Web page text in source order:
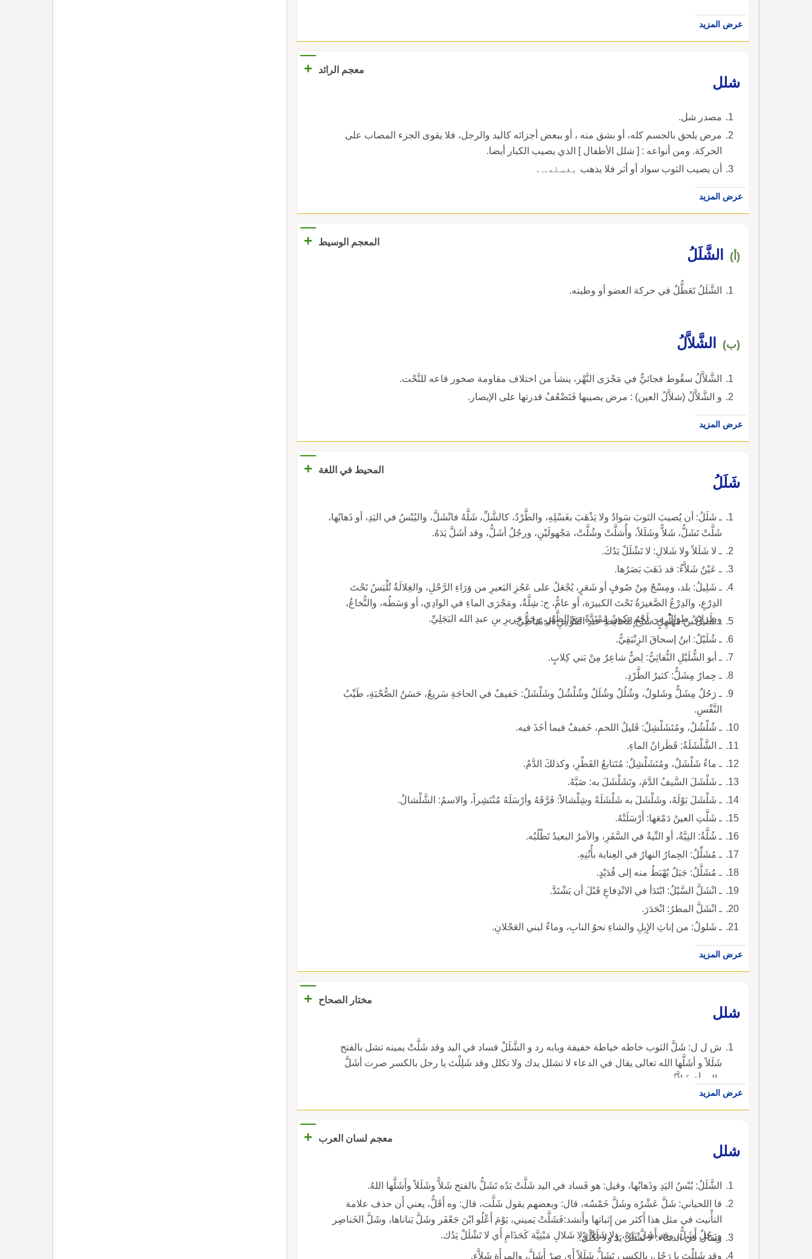
عرض المزيد
معجم الرائد
+
شلل
مصدر شل.
مرض يلحق بالجسم كله، أو بشق منه ، أو ببعض أجزائه كاليد والرجل، فلا يقوى الجزء المصاب على
الحركة. ومن أنواعه : [ شلل الأطفال ] الذي يصيب الكبار أيضا.
أن يصيب الثوب سواد أو أثر فلا يذهب بغسله.ہ.
عرض المزيد
المعجم الوسيط +
(أ) الشَّلَلُ
الشَّلَلُ تَعَطُّلٌ في حركة العضو أو وطيته.
(ب) الشَّلاَّلُ
الشَّلاَّلُ سقُوط فجائيٌّ في مَجْرَى النَّهْر، ينشأ من اختلاف مقاومة صخور قاعه للنَّحْت.
و الشَّلاَّلُ (شلاَّلُ العين) : مرض يصيبها فَتَضْعُفُ قدرتها على الإبصار.
عرض المزيد
المحيط في اللغة
+
شَلَلُ
ـ شَلَلُ: أن يُصيبَ الثوبَ سَوادٌ ولا يَذْهَبَ بغَسْلِهِ، والطَّرْدُ، كالشَّلِّ، شَلَّهُ فانْشَلَّ، واليُبْسُ في اليَدِ، أو ذَهابُها،
شَلَّتْ تَشَلُّ، شَلاًّ وشَلَلاً، وأُشلَّتْ وشُلَّتْ، مَجْهولَيْنِ، ورجُلٌ أشَلُّ، وقد أشَلَّ يَدَهُ.
ـ لا شَلَلاً ولا شَلالِ: لا تَشْلَلْ يَدُكَ.
ـ عَيْنٌ شَلاَّءُ: قد ذَهَبَ بَصَرُها.
ـ شَلِيلُ: بلد، ومِسْحٌ مِنْ صُوفٍ أو شَعَرٍ، يُجْعَلُ على عَجُزِ البَعيرِ من وَرَاءِ الرَّحْلِ، والغِلالَةُ تُلْبَسُ تَحْتَ
الدِرْعِ، والدِرْعُ الصَّغيرَةُ تَحْتَ الكبيرَة، أو عامٌّ، ج: شِلَّةٌ، ومَجْرَى الماءِ في الوادِي، أو وَسَطُه، والنُّخاعُ،
وطَرائِقُ طِوالٌ من لَحْمٍ تكونُ مُمْتَدَّةً مَعَ الظَّهْرِ، وجَدُّ جَريرِ بنِ عبدِ الله البَجَلِيِّ.
ـ شَليلُ بنُ مُهَلْهِلٍ: شَيْخٌ للحافِظِ عبدِ المُؤْمِنِ الدِمْياطِيِّ.
ـ شُلَيْلٌ: ابنُ إسحاقَ الزِنْبَقِيُّ.
ـ أبو الشُّلَيْلِ النُّفاثِيُّ: لِصٌّ شاعِرٌ مِنْ بَني كِلابٍ.
ـ حِمارٌ مِشَلٌّ: كثيرُ الطَّرْدِ.
ـ رَجُلٌ مِشَلٌّ وشَلولٌ، وشُلُلٌ وشُلَلٌ وشُلْشُلٌ وشَلْشَلٌ: خَفيفٌ في الحاجَةِ سَريعٌ، حَسَنُ الصُّحْبَةِ، طَيِّبُ
النَّفْسِ.
ـ شُلْشُلٌ، ومُتَشَلْشِلٌ: قَليلُ اللحمِ، خَفيفٌ فيما أخَذَ فيه.
ـ الشَّلْشَلَةُ: قَطَرانُ الماءِ.
ـ ماءٌ شَلْشَلٌ، ومُتَشَلْشِلٌ: مُتَتابعُ القَطْرِ، وكذلكَ الدَّمُ.
ـ شَلْشَلَ السَّيفُ الدَّمَ، وتَشَلْشَلَ به: صَبَّهُ.
ـ شَلْشَلَ بَوْلَهُ، وشَلْشَلَ به شَلْشَلَةً وشِلْشالاً: فَرَّقَهُ وأرْسَلَهُ مُنْتَشِراً، والاسمُ: الشَّلْشالُ.
ـ شَلَّتِ العينُ دَمْعَها: أَرْسَلَتْهُ.
ـ شُلَّةُ: النِيَّةُ، أو النِّيةُ في السَّفَرِ، والأمرُ البعيدُ تَطْلُبُه.
ـ مُشَلِّلُ: الحِمارُ النهارُ في العِناية بأُتُنِهِ.
ـ مُشَلَّلُ: جَبَلٌ يُهْبَطُ منه إلى قُدَيْدٍ.
ـ انْشَلَّ السَّيْلُ: ابْتَدَأ في الانْدِفاعِ قَبْلَ أن يَشْتَدَّ.
ـ انْشَلَّ المطرُ: انْحَدَرَ.
ـ شَلولُ: من إناثِ الإِبِلِ والشاءِ نحوُ النابِ، وماءٌ لبني العَجْلانِ.
عرض المزيد
مختار الصحاح
+
شلل
ش ل ل: شَلَّ الثوب خاطه خياطة خفيفة وبابه رد و الشَّلَلْ فساد في اليد وقد شَلَّتْ يمينه تشل بالفتح
شَلَلاً و أشَلَّها الله تعالى يقال في الدعاء لا تشلل يدك ولا تكلل وقد شَلِلْتَ يا رجل بالكسر صرت أشَلَّ
والمرأة شَلاَّءُ.
عرض المزيد
معجم لسان العرب
+
شلل
الشَّلَلُ: يُبْسُ اليَدِ وذَهابُها، وقيل: هو فَساد في اليد شَلَّتْ يَدُه تَشَلُّ بالفتح شَلاًّ وشَلَلاً وأَشَلَّها اللهُ.
قا اللحياني: شَلَّ عَشْرُه وشَلَّ خَمْسُه، قال: وبعضهم يقول شَلَّت، قال: وه أَقَلُّ، يعني أَن حذف علامة
التأْنيث في مثل هذا أَكثر من إِثباتها وأَنشد:فَشَلَّتْ يَميني، يَوْمَ أَعْلُو ابْنَ جَعْفَر وشَلَّ بَناناها، وشَلَّ الخَناصِر
ورَجُلٌ أَشَلُّ، وقد أَشَلَّ يَدَه، ولا شَلَلاً ولا شَلالِ مَبْنِيَّة كَحَذَامِ أَي لا تَشْلَلْ يَدُك.
ويقال في الدعاء: لا تَشْلَلْ يَدُ ولا تَكْلَلْ.
وقد شَلِلْتَ يا رَجُل، بالكسر، تَشَلُّ شَلَلاً أَي صِرْ أَشَلَّ، والمرأَة شَلاَّء.